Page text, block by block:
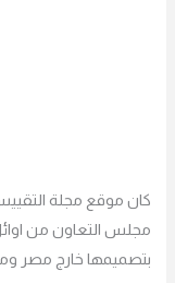
كان موقع مجلة
مجلس التعاون من
بتصميمها خارج مصر